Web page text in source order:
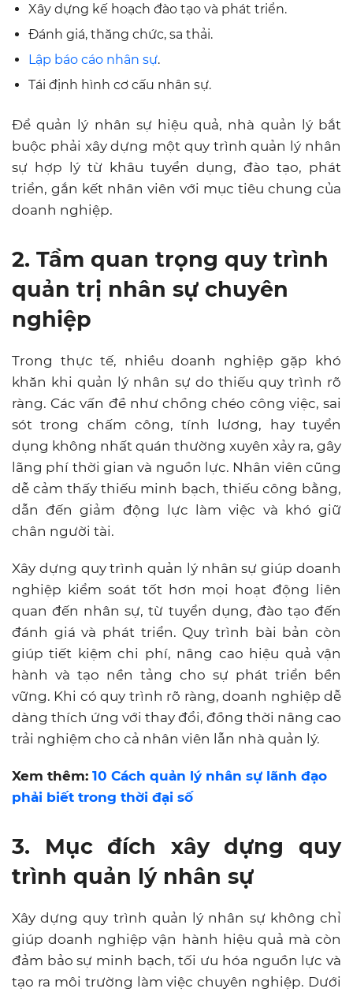
Xây dựng kế hoạch đào tạo và phát triển.
Đánh giá, thăng chức, sa thải.
Lập báo cáo nhân sự.
Tái định hình cơ cấu nhân sự.
Để quản lý nhân sự hiệu quả, nhà quản lý bắt
buộc phải xây dựng một quy trình quản lý nhân
sự hợp lý từ khâu tuyển dụng, đào tạo, phát
triển, gắn kết nhân viên với mục tiêu chung của
doanh nghiệp.
2. Tầm quan trọng quy trình
quản trị nhân sự chuyên
nghiệp
Trong thực tế, nhiều doanh nghiệp gặp khó
khăn khi quản lý nhân sự do thiếu quy trình rõ
ràng. Các vấn đề như chồng chéo công việc, sai
sót trong chấm công, tính lương, hay tuyển
dụng không nhất quán thường xuyên xảy ra, gây
lãng phí thời gian và nguồn lực. Nhân viên cũng
dễ cảm thấy thiếu minh bạch, thiếu công bằng,
dẫn đến giảm động lực làm việc và khó giữ
chân người tài.
Xây dựng quy trình quản lý nhân sự giúp doanh
nghiệp kiểm soát tốt hơn mọi hoạt động liên
quan đến nhân sự, từ tuyển dụng, đào tạo đến
đánh giá và phát triển. Quy trình bài bản còn
giúp tiết kiệm chi phí, nâng cao hiệu quả vận
hành và tạo nền tảng cho sự phát triển bền
vững. Khi có quy trình rõ ràng, doanh nghiệp dễ
dàng thích ứng với thay đổi, đồng thời nâng cao
trải nghiệm cho cả nhân viên lẫn nhà quản lý.
Xem thêm: 10 Cách quản lý nhân sự lãnh đạo
phải biết trong thời đại số
3. Mục đích xây dựng quy
trình quản lý nhân sự
Xây dựng quy trình quản lý nhân sự không chỉ
giúp doanh nghiệp vận hành hiệu quả mà còn
đảm bảo sự minh bạch, tối ưu hóa nguồn lực và
tạo ra môi trường làm việc chuyên nghiệp. Dưới